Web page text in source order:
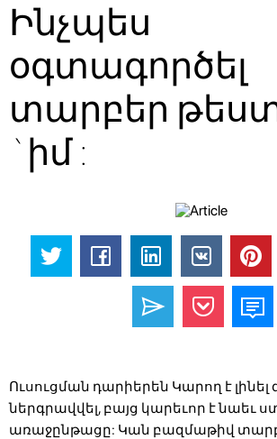
Ինչպես
օգտագործել
տարբեր
`իմ :
Ուսուցման դարիերեն Կարող է լինել
ներգրավվել, բայց կարեւոր է նաեւ
առաջընթացը: Կան բազմաթիվ